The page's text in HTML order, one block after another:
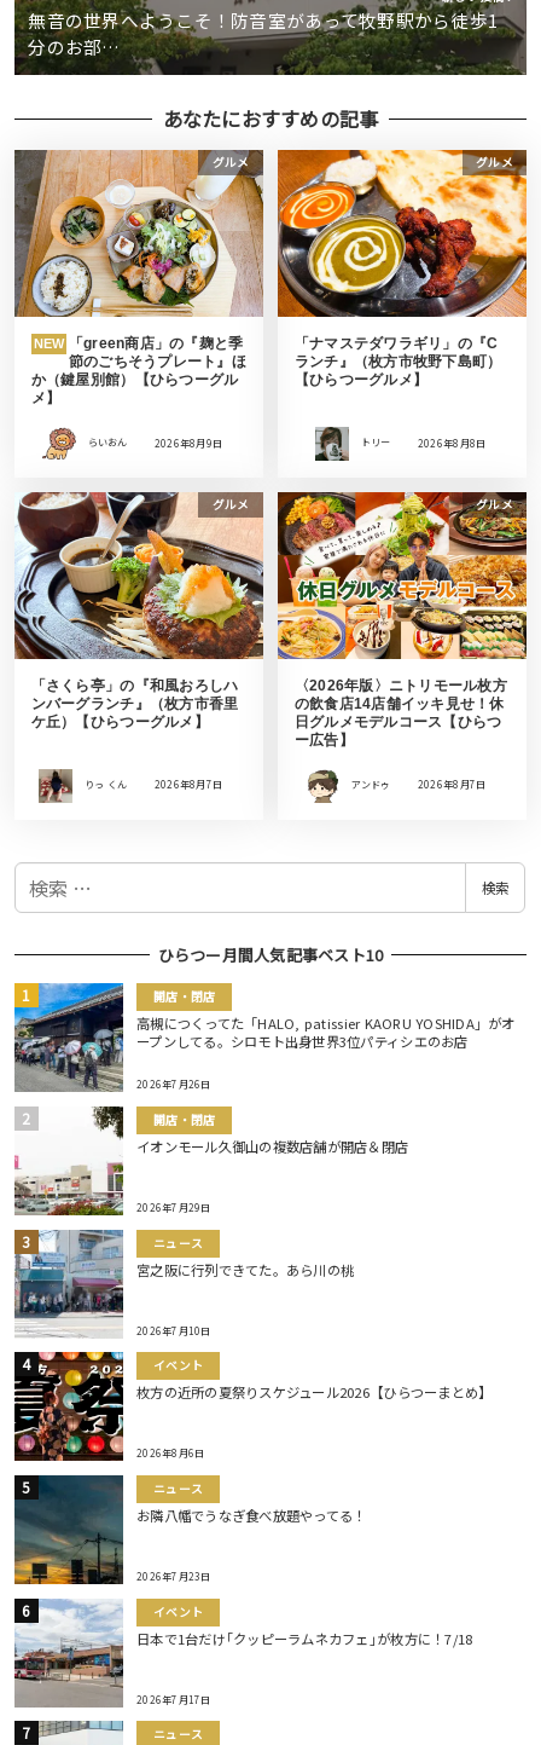
無音の世界へようこそ！防音室があって牧野駅から徒歩1
分のお部…
あなたにおすすめの記事
グルメ
NEW
「green商店」の『麹と季
節のごちそうプレート』ほ
か（鍵屋別館）【ひらつーグル
メ】
らいおん 2026年8月9日
グルメ
「ナマステダワラギリ」の『C
ランチ』（枚方市牧野下島町）
【ひらつーグルメ】
トリー 2026年8月8日
グルメ
「さくら亭」の『和風おろしハ
ンバーグランチ』（枚方市香里
ケ丘）【ひらつーグルメ】
りっ くん 2026年8月7日
グルメ
〈2026年版〉ニトリモール枚方
の飲食店14店舗イッキ見せ！休
日グルメモデルコース【ひらつ
ー広告】
アンドゥ 2026年8月7日
検
検索
ひらつー月間人気記事ベスト10
開店・閉店
高槻につくってた「HALO, patissier KAORU YOSHIDA」がオ
ープンしてる。シロモト出身世界3位パティシエのお店
2026年7月26日
開店・閉店
イオンモール久御山の複数店舗が開店＆閉店
2026年7月29日
ニュース
宮之阪に行列できてた。あら川の桃
2026年7月10日
イベント
枚方の近所の夏祭りスケジュール2026【ひらつーまとめ】
2026年8月6日
ニュース
お隣八幡でうなぎ食べ放題やってる！
2026年7月23日
イベント
日本で1台だけ｢クッピーラムネカフェ｣が枚方に！7/18
2026年7月17日
ニュース